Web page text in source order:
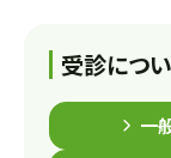
受診につ
一